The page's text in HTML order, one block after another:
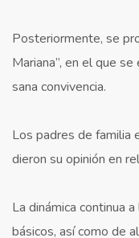
Posteriormente, se
Mariana”, en el que
sana convivencia.
Los padres de familia
dieron su opinión en
La dinámica continua
básicos, así como de